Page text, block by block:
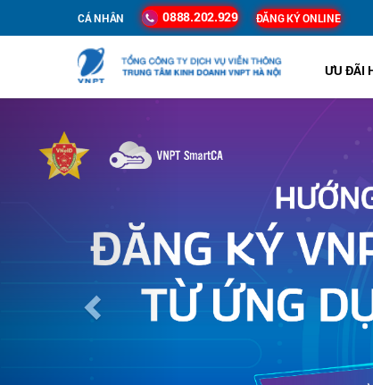
CÁ NHÂN 0888.202.929 ĐĂNG KÝ ONLINE
ƯU ĐÃI